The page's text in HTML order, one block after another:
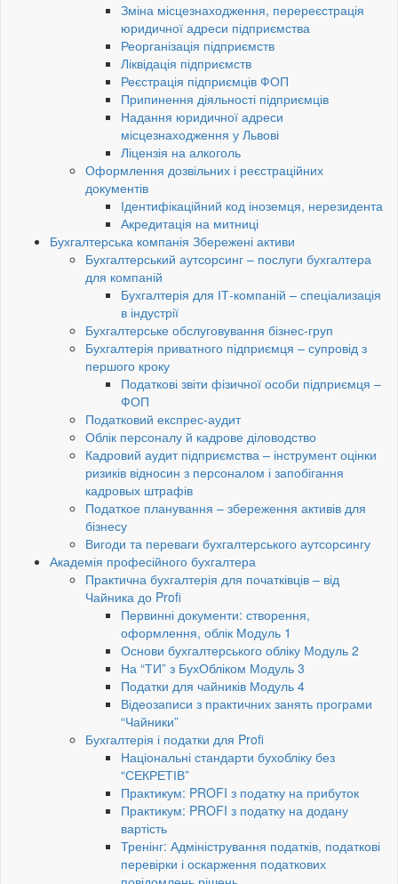
Зміна місцезнаходження, перереєстрація
юридичної адреси підприємства
Реорганізація підприємств
Ліквідація підприємств
Реєстрація підприємців ФОП
Припинення діяльності підприємців
Надання юридичної адреси
місцезнаходження у Львові
Ліцензія на алкоголь
Оформлення дозвільних і реєстраційних
документів
Ідентифікаційний код іноземця, нерезидента
Акредитація на митниці
Бухгалтерська компанія Збережені активи
Бухгалтерський аутсорсинг – послуги бухгалтера
для компаній
Бухгалтерія для ІТ-компаній – спеціализація
в індустрії
Бухгалтерське обслуговування бізнес-груп
Бухгалтерія приватного підприємця – супровід з
першого кроку
Податкові звіти фізичної особи підприємця –
ФОП
Податковий експрес-аудит
Облік персоналу й кадрове діловодство
Кадровий аудит підприємства – інструмент оцінки
ризиків відносин з персоналом і запобігання
кадровых штрафів
Податкое планування – збереження активів для
бізнесу
Вигоди та переваги бухгалтерського аутсорсингу
Академія професійного бухгалтера
Практична бухгалтерія для початківців – від
Чайника до Profi
Первинні документи: створення,
оформлення, облік Модуль 1
Основи бухгалтерського обліку Модуль 2
На “ТИ” з БухОбліком Модуль 3
Податки для чайників Модуль 4
Відеозаписи з практичних занять програми
“Чайники”
Бухгалтерія і податки для Profi
Національні стандарти бухобліку без
“СЕКРЕТІВ”
Практикум: PROFI з податку на прибуток
Практикум: PROFI з податку на додану
вартість
Тренінг: Адміністрування податків, податкові
перевірки і оскарження податкових